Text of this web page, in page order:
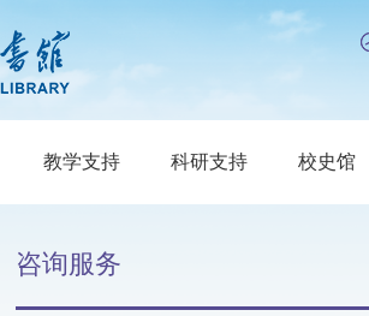
教学支持 科研支持 校史馆
咨询服务